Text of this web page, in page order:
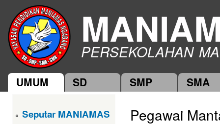
PERSEKOLAHAN
Main menu
UMUM SD SMP SMA
Seputar MANIAMAS
Pegawai